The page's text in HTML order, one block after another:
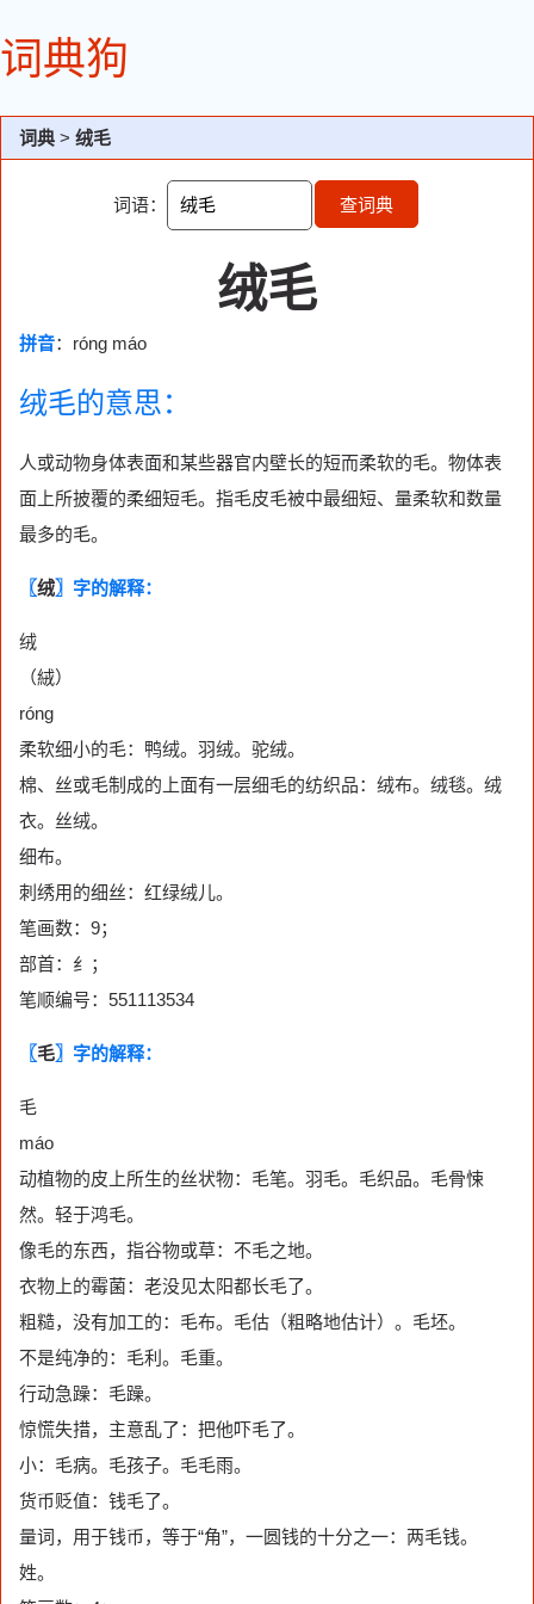
词典狗
词典 > 绒毛
词语： 查词典
绒毛
拼音：róng máo
绒毛的意思：
人或动物身体表面和某些器官内壁长的短而柔软的毛。物体表
面上所披覆的柔细短毛。指毛皮毛被中最细短、量柔软和数量
最多的毛。
〖绒〗字的解释：
绒
（絨）
róng
柔软细小的毛：鸭绒。羽绒。驼绒。
棉、丝或毛制成的上面有一层细毛的纺织品：绒布。绒毯。绒
衣。丝绒。
细布。
刺绣用的细丝：红绿绒儿。
笔画数：9；
部首：纟；
笔顺编号：551113534
〖毛〗字的解释：
毛
máo
动植物的皮上所生的丝状物：毛笔。羽毛。毛织品。毛骨悚
然。轻于鸿毛。
像毛的东西，指谷物或草：不毛之地。
衣物上的霉菌：老没见太阳都长毛了。
粗糙，没有加工的：毛布。毛估（粗略地估计）。毛坯。
不是纯净的：毛利。毛重。
行动急躁：毛躁。
惊慌失措，主意乱了：把他吓毛了。
小：毛病。毛孩子。毛毛雨。
货币贬值：钱毛了。
量词，用于钱币，等于“角”，一圆钱的十分之一：两毛钱。
姓。